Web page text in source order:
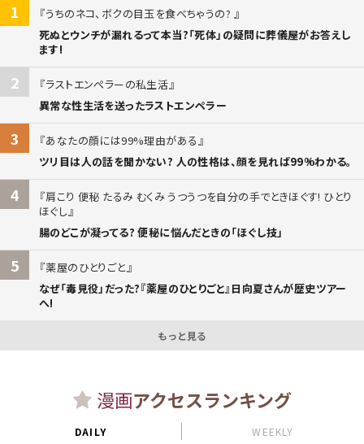
1
うちのネコ、ボクの目玉を食べちゃうの?
死ぬとウンチが漏れるって本当?「死体」の疑問に葬儀屋がお答えし
ます!
2
ラストエンペラーの私生活
異常な性生活を送ったラストエンペラー
3
あなたの顔には99%理由がある
ツリ目は人の話を聞かない? 人の性格は、顔を見れば99%わかる。
4
肩こり 便秘 たるみ むくみ うつうつを自分の手でときほぐす! ひとり
ほぐし
腸のどこが凝ってる? 便秘に悩んだときの「ほぐし技」
5
薬屋のひとりごと
なぜ「毒見役」だった?『薬屋のひとりごと』日向夏さんが歴史ツアー
へ!
もっと見る
漫画アクセスランキング
DAILY WEEKLY